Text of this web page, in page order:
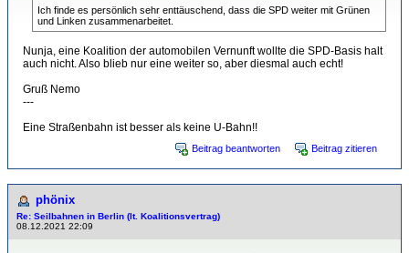
Ich finde es persönlich sehr enttäuschend, dass die SPD weiter mit Grünen
und Linken zusammenarbeitet.
Nunja, eine Koalition der automobilen Vernunft wollte die SPD-Basis halt
auch nicht. Also blieb nur eine weiter so, aber diesmal auch echt!
Gruß Nemo
---
Eine Straßenbahn ist besser als keine U-Bahn!!
Beitrag beantworten Beitrag zitieren
phönix
Re: Seilbahnen in Berlin (lt. Koalitionsvertrag)
08.12.2021 22:09